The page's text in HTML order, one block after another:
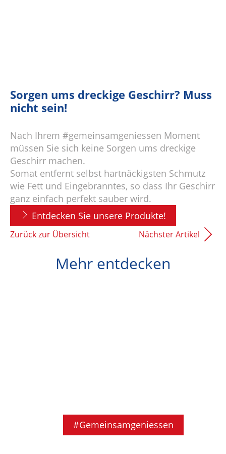
Sorgen ums dreckige Geschirr? Muss
nicht sein!
Nach Ihrem #gemeinsamgeniessen Moment
müssen Sie sich keine Sorgen ums dreckige
Geschirr machen.
Somat entfernt selbst hartnäckigsten Schmutz
wie Fett und Eingebranntes, so dass Ihr Geschirr
ganz einfach perfekt sauber wird.
Entdecken Sie unsere Produkte!
Zurück zur Übersicht Nächster Artikel
Mehr entdecken
#Gemeinsamgeniessen